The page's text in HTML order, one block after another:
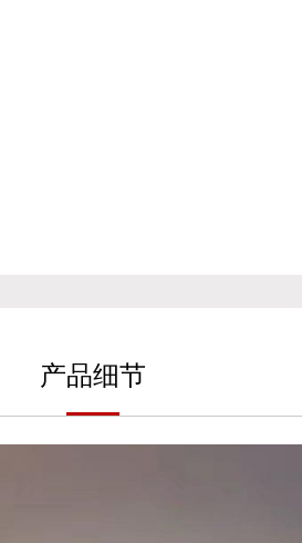
产品细节